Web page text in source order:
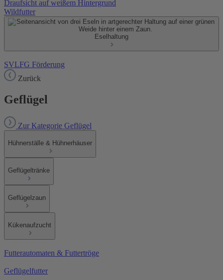
Wildfutter
Eselhaltung
SVLFG Förderung
Zurück
Geflügel
Zur Kategorie Geflügel
Hühnerställe & Hühnerhäuser
Geflügeltränke
Geflügelzaun
Kükenaufzucht
Futterautomaten & Futtertröge
Geflügelfutter